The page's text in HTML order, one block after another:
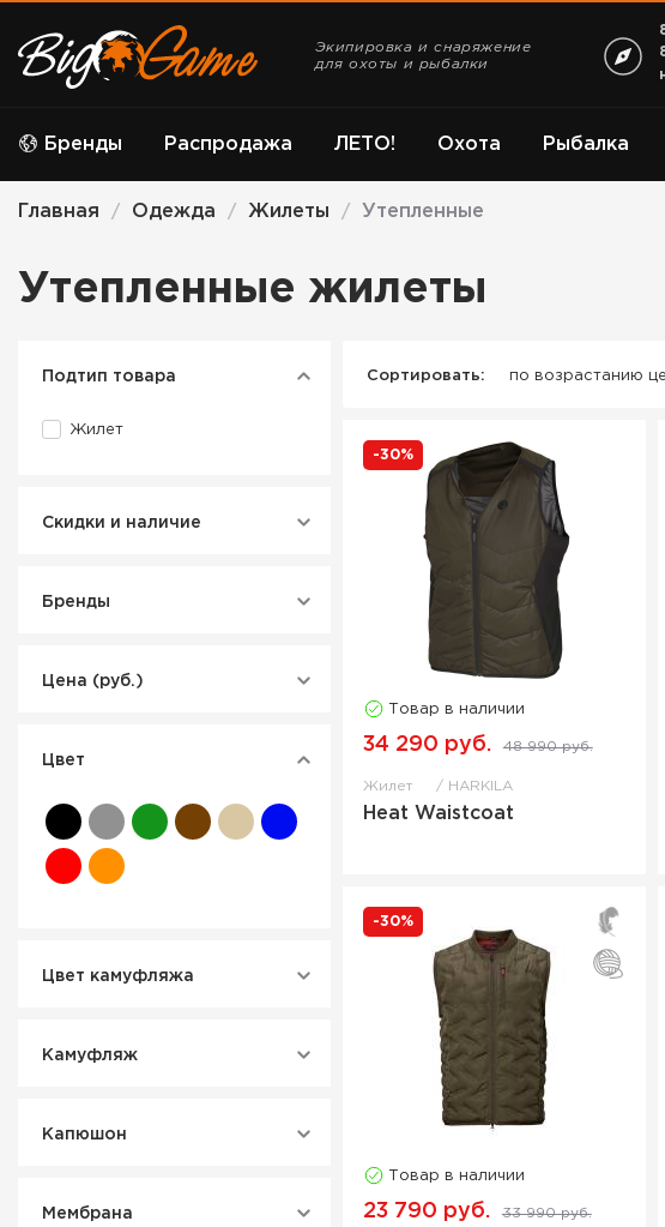
Экипировка и снаряжение
для охоты и рыбалки
Бренды ЛЕТО! Охота Рыбалка
Распродажа
Главная / Одежда / Жилеты / Утепленные
Утепленные жилеты
Подтип товара
Жилет
Скидки и наличие
Бренды
Цена (руб.)
Цвет
Цвет камуфляжа
Камуфляж
Капюшон
Мембрана
Сортировать: по возрастанию
-30%
Товар в наличии
34 290 руб. 48 990 руб.
Жилет HARKILA
Heat Waistcoat
-30%
Товар в наличии
23 790 руб. 33 990 руб.